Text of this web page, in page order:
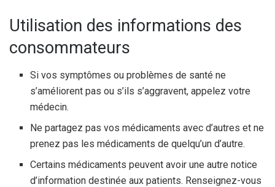
Utilisation des informations des
consommateurs
Si vos symptômes ou problèmes de santé ne
s’améliorent pas ou s’ils s’aggravent, appelez votre
médecin.
Ne partagez pas vos médicaments avec d’autres et ne
prenez pas les médicaments de quelqu’un d’autre.
Certains médicaments peuvent avoir une autre notice
d’information destinée aux patients. Renseignez-vous